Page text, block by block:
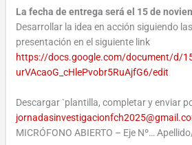
La fecha de entrega será el 15 de
Desarrollar la idea en acción siguiendo
presentación en el siguiente link
https://docs.google.com/document/d/
urVAcaoG_cHlePvobr5RuAjfG6/edit
Descargar `plantilla, completar y enviar
MICRÓFONO ABIERTO – Eje Nº…